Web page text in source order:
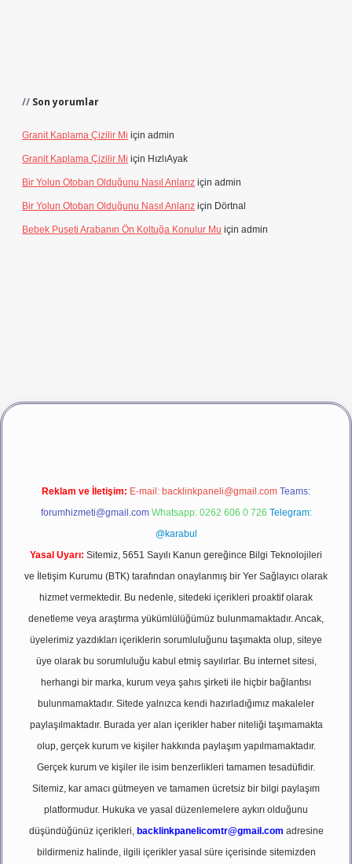
Son yorumlar
Granit Kaplama Çizilir Mi için admin
Granit Kaplama Çizilir Mi için HızlıAyak
Bir Yolun Otoban Olduğunu Nasıl Anlarız için admin
Bir Yolun Otoban Olduğunu Nasıl Anlarız için Dörtnal
Bebek Puseti Arabanın Ön Koltuğa Konulur Mu için admin
girişbetexper
Reklam ve İletişim: E-mail: backlinkpaneli@gmail.com Teams:
forumhizmeti@gmail.com Whatsapp: 0262 606 0 726 Telegram:
@karabul
Yasal Uyarı: Sitemiz, 5651 Sayılı Kanun gereğince Bilgi Teknolojileri
ve İletişim Kurumu (BTK) tarafından onaylanmış bir Yer Sağlayıcı olarak
hizmet vermektedir. Bu nedenle, sitedeki içerikleri proaktif olarak
denetleme veya araştırma yükümlülüğümüz bulunmamaktadır. Ancak,
üyelerimiz yazdıkları içeriklerin sorumluluğunu taşımakta olup, siteye
üye olarak bu sorumluluğu kabul etmiş sayılırlar. Bu internet sitesi,
herhangi bir marka, kurum veya şahıs şirketi ile hiçbir bağlantısı
bulunmamaktadır. Sitede yalnızca kendi hazırladığımız makaleler
paylaşılmaktadır. Burada yer alan içerikler haber niteliği taşımamakta
olup, gerçek kurum ve kişiler hakkında paylaşım yapılmamaktadır.
Gerçek kurum ve kişiler ile isim benzerlikleri tamamen tesadüfidir.
Sitemiz, kar amacı gütmeyen ve tamamen ücretsiz bir bilgi paylaşım
platformudur. Hukuka ve yasal düzenlemelere aykırı olduğunu
düşündüğünüz içerikleri, backlinkpanelicomtr@gmail.com adresine
bildirmeniz halinde, ilgili içerikler yasal süre içerisinde sitemizden